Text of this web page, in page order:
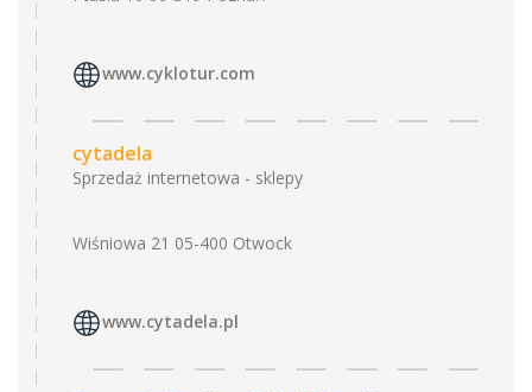
www.cyklotur.com
cytadela
Sprzedaż internetowa - sklepy
Wiśniowa 21 05-400 Otwock
www.cytadela.pl